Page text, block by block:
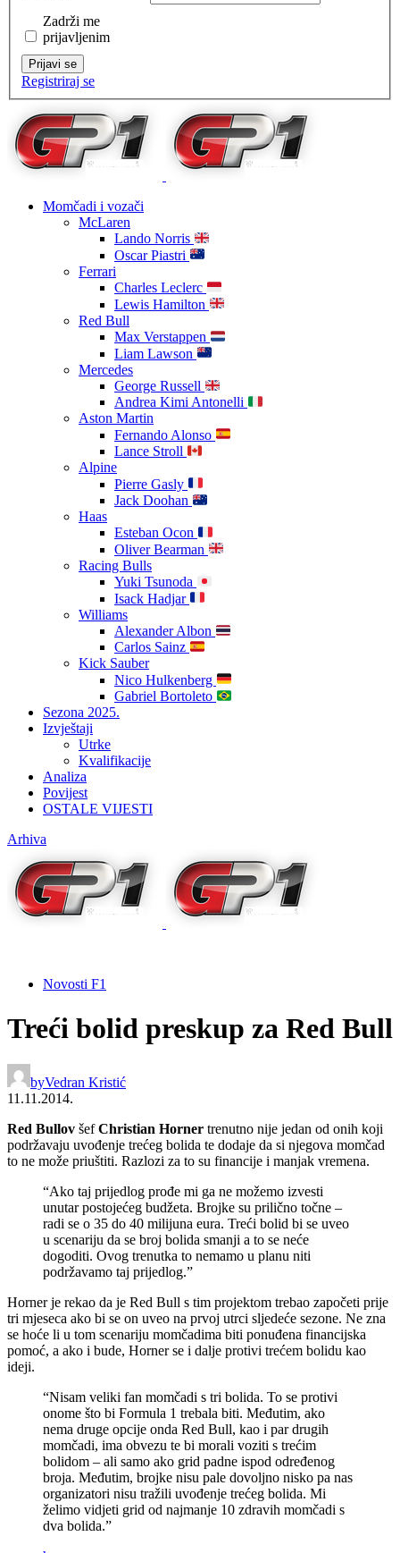
Zadrži me
prijavljenim
Prijavi se
Registriraj se
Momčadi i vozači
McLaren
Lando Norris
Oscar Piastri
Ferrari
Charles Leclerc
Lewis Hamilton
Red Bull
Max Verstappen
Liam Lawson
Mercedes
George Russell
Andrea Kimi Antonelli
Aston Martin
Fernando Alonso
Lance Stroll
Alpine
Pierre Gasly
Jack Doohan
Haas
Esteban Ocon
Oliver Bearman
Racing Bulls
Yuki Tsunoda
Isack Hadjar
Williams
Alexander Albon
Carlos Sainz
Kick Sauber
Nico Hulkenberg
Gabriel Bortoleto
Sezona 2025.
Izvještaji
Utrke
Kvalifikacije
Analiza
Povijest
OSTALE VIJESTI
Arhiva
Novosti F1
Treći bolid preskup za Red Bull
byVedran Kristić
11.11.2014.
Red Bullov šefChristian Horner trenutno nije jedan od onih koji
podržavaju uvođenje trećeg bolida te dodaje da si njegova momčad
to ne može priuštiti. Razlozi za to su financije i manjak vremena.
“Ako taj prijedlog prođe mi ga ne možemo izvesti
unutar postojećeg budžeta. Brojke su prilično točne –
radi se o 35 do 40 milijuna eura. Treći bolid bi se uveo
u scenariju da se broj bolida smanji a to se neće
dogoditi. Ovog trenutka to nemamo u planu niti
podržavamo taj prijedlog.”
Horner je rekao da je Red Bull s tim projektom trebao započeti prije
tri mjeseca ako bi se on uveo na prvoj utrci sljedeće sezone. Ne zna
se hoće li u tom scenariju momčadima biti ponuđena financijska
pomoć, a ako i bude, Horner se i dalje protivi trećem bolidu kao
ideji.
“Nisam veliki fan momčadi s tri bolida. To se protivi
onome što bi Formula 1 trebala biti. Međutim, ako
nema druge opcije onda Red Bull, kao i par drugih
momčadi, ima obvezu te bi morali voziti s trećim
bolidom – ali samo ako grid padne ispod određenog
broja. Međutim, brojke nisu pale dovoljno nisko pa nas
organizatori nisu tražili uvođenje trećeg bolida. Mi
želimo vidjeti grid od najmanje 10 zdravih momčadi s
dva bolida.”